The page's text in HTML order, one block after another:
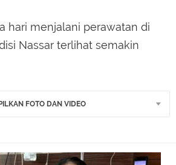
hari menjalani perawatan di
Nassar terlihat semakin
FOTO DAN VIDEO